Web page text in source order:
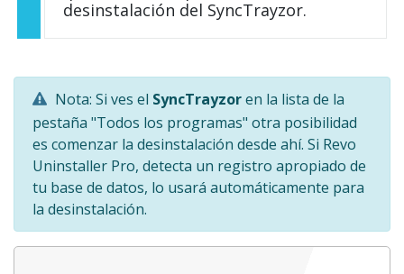
desinstalación del SyncTrayzor.
Nota: Si ves el SyncTrayzoren la lista de la
pestaña "Todos los programas" otra posibilidad
es comenzar la desinstalación desde ahí. Si Revo
Uninstaller Pro, detecta un registro apropiado de
tu base de datos, lo usará automáticamente para
la desinstalación.